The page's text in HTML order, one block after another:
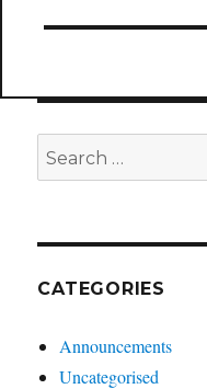
Search
for:
CATEGORIES
Announcements
Uncategorised